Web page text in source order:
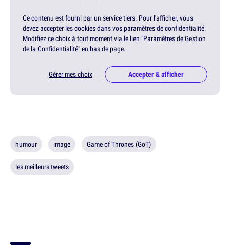
Ce contenu est fourni par un service tiers. Pour l'afficher, vous
devez accepter les cookies dans vos paramètres de confidentialité.
Modifiez ce choix à tout moment via le lien "Paramètres de Gestion
de la Confidentialité" en bas de page.
Gérer mes choix Accepter & afficher
humour image Game of Thrones (GoT)
les meilleurs tweets